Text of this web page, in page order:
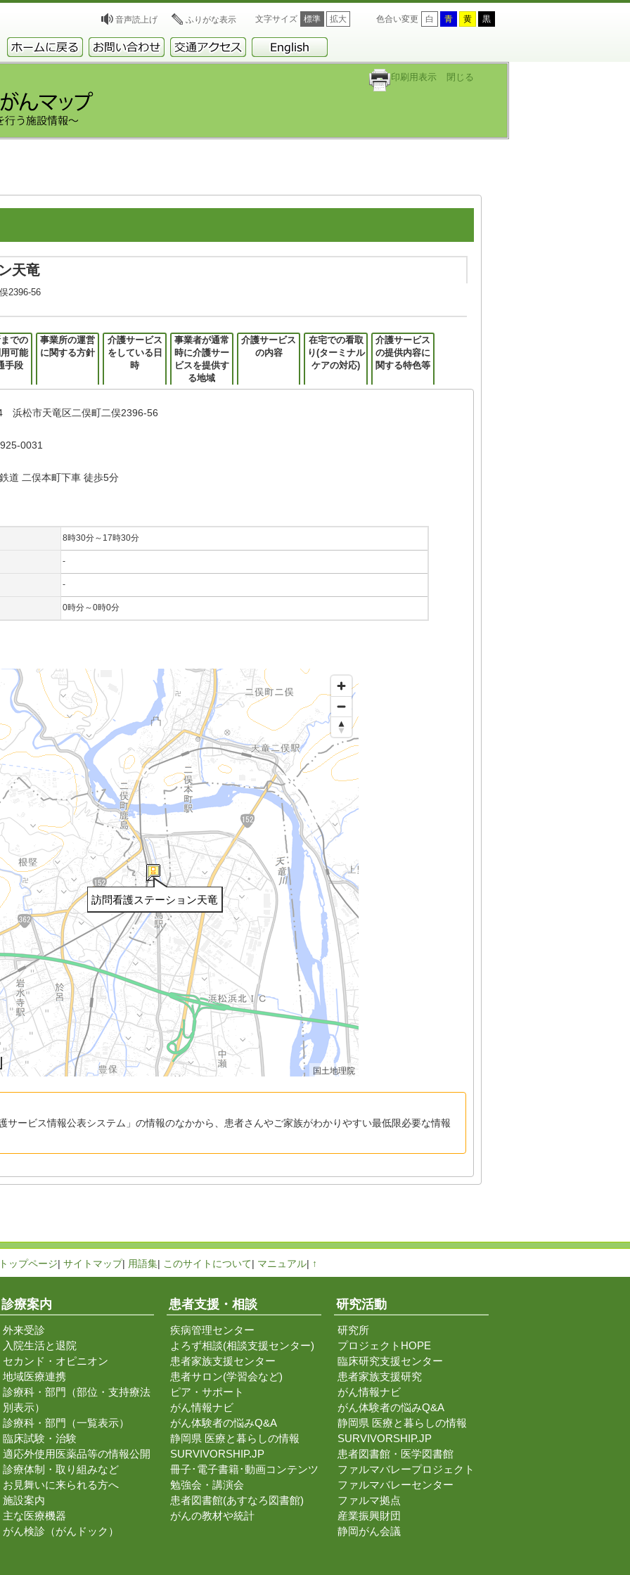
音声読上げ ふりがな表示 文字サイズ 標準 拡大 色合い変更 白 青 黄 黒
印刷用表示 閉じる
天竜
2396-56
での
可能
手段
事業所の運営
に関する方針
介護サービス
をしている日
時
事業者が通常
時に介護サー
ビスを提供す
る地域
介護サービス
の内容
在宅での看取
り(ターミナル
ケアの対応)
介護サービス
の提供内容に
関する特色等
浜松市天竜区二俣町二俣2396-56
0031
道 二俣本町下車 徒歩5分
8時30分～17時30分
-
-
0時分～0時0分
訪問看護ステーション天竜
国土地理院
サービス情報公表システム」の情報のなかから、患者さんやご家族がわかりやすい最低限必要な情報
ップページ| サイトマップ| 用語集| このサイトについて| マニュアル| ↑
診療案内
外来受診
入院生活と退院
セカンド・オピニオン
地域医療連携
診療科・部門（部位・支持療法
別表示）
診療科・部門（一覧表示）
臨床試験・治験
適応外使用医薬品等の情報公開
診療体制・取り組みなど
お見舞いに来られる方へ
施設案内
主な医療機器
がん検診（がんドック）
患者支援・相談
疾病管理センター
よろず相談(相談支援センター)
患者家族支援センター
患者サロン(学習会など)
ピア・サポート
がん情報ナビ
がん体験者の悩みQ&A
静岡県 医療と暮らしの情報
SURVIVORSHIP.JP
冊子･電子書籍･動画コンテンツ
勉強会・講演会
患者図書館(あすなろ図書館)
がんの教材や統計
研究活動
研究所
プロジェクトHOPE
臨床研究支援センター
患者家族支援研究
がん情報ナビ
がん体験者の悩みQ&A
静岡県 医療と暮らしの情報
SURVIVORSHIP.JP
患者図書館・医学図書館
ファルマバレープロジェクト
ファルマバレーセンター
ファルマ拠点
産業振興財団
静岡がん会議